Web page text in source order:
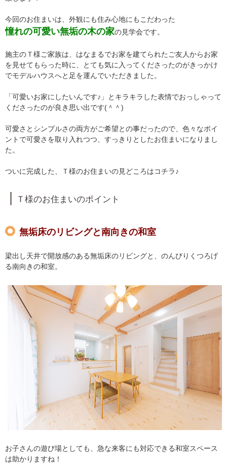
今回のお住まいは、外観にも住み心地にもこだわった
憧れの可愛い無垢の木の家の見学会です。
施主のＴ様ご家族は、はなまるでお家を建てられたご友人からお家
を見せてもらった時に、とても気に入ってくださったのがきっかけ
でモデルハウスへと足を運んでいただきました。
「可愛いお家にしたいんです♪」とキラキラした表情でおっしゃって
くださったのが良き思い出です(＾＾)
可愛さとシンプルさの両方がご希望との事だったので、色々なポイ
ントで可愛さを取り入れつつ、すっきりとしたお住まいになりまし
た。
ついに完成した、Ｔ様のお住まいの見どころはコチラ♪
Ｔ様のお住まいのポイント
無垢床のリビングと南向きの和室
梁出し天井で開放感のある無垢床のリビングと、のんびりくつろげ
る南向きの和室。
お子さんの遊び場としても、急な来客にも対応できる和室スペース
は助かりますね！